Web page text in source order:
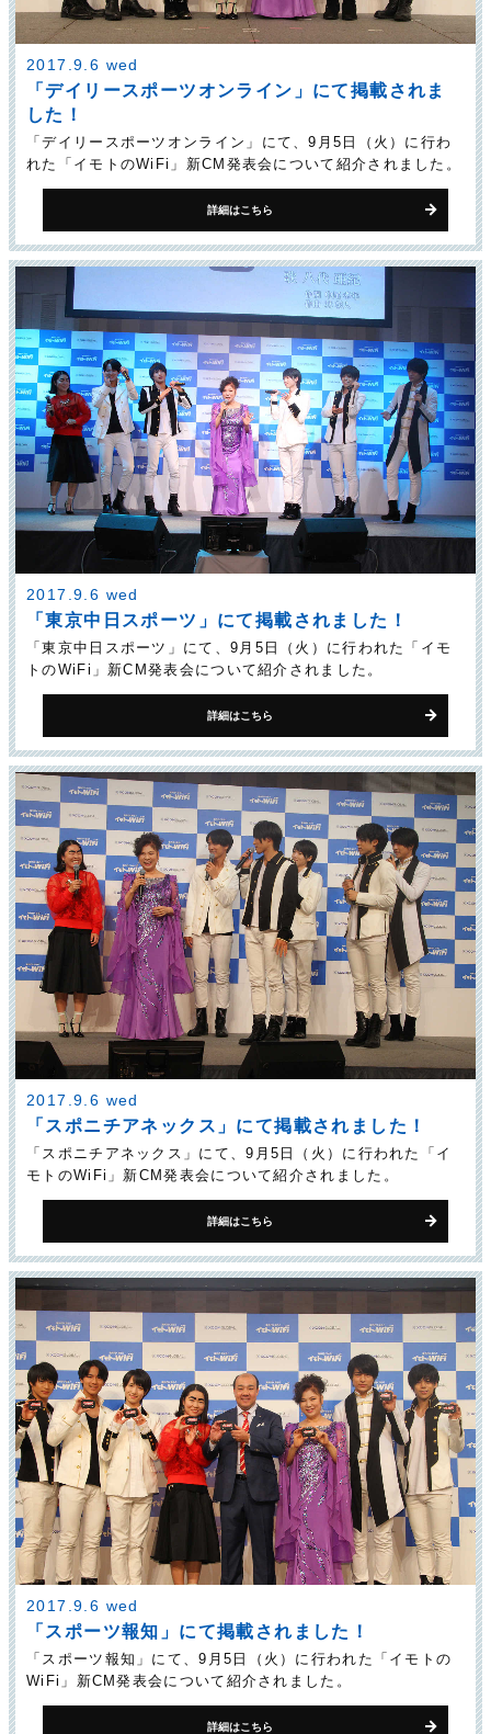
2017.9.6 wed
「デイリースポーツオンライン」にて掲載されま
した！
「デイリースポーツオンライン」にて、9月5日（火）に行わ
れた「イモトのWiFi」新CM発表会について紹介されました。
詳細はこちら
2017.9.6 wed
「東京中日スポーツ」にて掲載されました！
「東京中日スポーツ」にて、9月5日（火）に行われた「イモ
トのWiFi」新CM発表会について紹介されました。
詳細はこちら
2017.9.6 wed
「スポニチアネックス」にて掲載されました！
「スポニチアネックス」にて、9月5日（火）に行われた「イ
モトのWiFi」新CM発表会について紹介されました。
詳細はこちら
2017.9.6 wed
「スポーツ報知」にて掲載されました！
「スポーツ報知」にて、9月5日（火）に行われた「イモトの
WiFi」新CM発表会について紹介されました。
詳細はこちら